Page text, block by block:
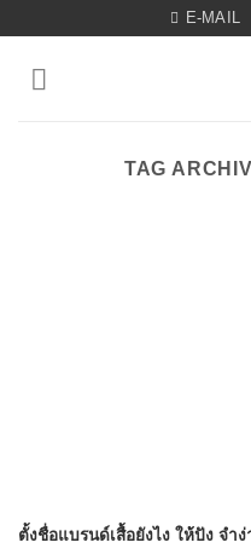
content
E-MAIL
TAG
ตั้งชื่อแบรนด์เสื้อยังไง ให้ปัง จำ